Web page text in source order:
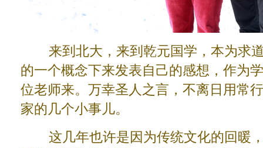
来到北大，来到乾元国学，本为求道
的一个概念下来发表自己的感想，作为
位老师来。万幸圣人之言，不离日用常
家的几个小事儿。
这几年也许是因为传统文化的回暖，